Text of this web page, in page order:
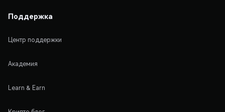
Поддержка
Центр поддержки
Академия
Learn & Earn